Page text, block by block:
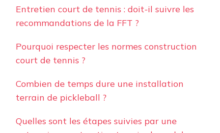
Entretien court de tennis : doit-il suivre les
recommandations de la FFT ?
Pourquoi respecter les normes construction
court de tennis ?
Combien de temps dure une installation
terrain de pickleball ?
Quelles sont les étapes suivies par une